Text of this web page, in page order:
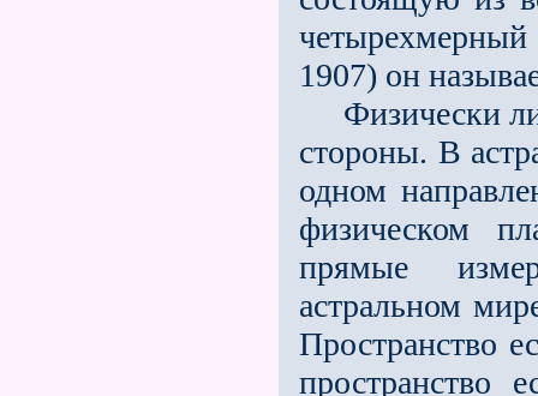
1907) он
Физически
стороны. В
одном
физическом
прямые
астральном
Пространство
пространство